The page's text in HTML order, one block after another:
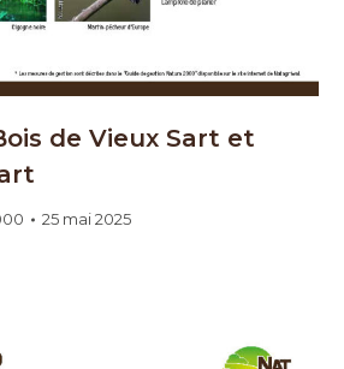
de Vieux Sart et
25 mai 2025